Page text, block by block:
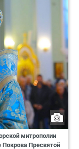
митрополии
Пресвятой